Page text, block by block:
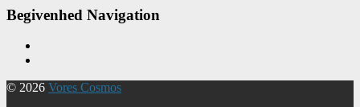
Begivenhed Navigation
© 2026 Vores Cosmos